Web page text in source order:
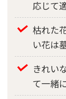
応じて
枯れた
い花は
きれい
て一緒